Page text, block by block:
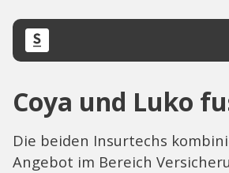
Coya und Luko
Die beiden Insurtechs
Angebot im Bereich